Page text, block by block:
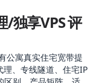
/独享VPS 评
公寓真实住宅宽带提
、专线隧道、住宅IP